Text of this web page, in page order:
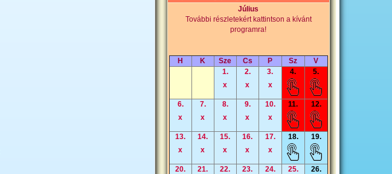
Július
További részletekért kattintson a kívánt
programra!
H K Sze Cs P Sz
V
1.
x
2.
x
3.
x
4. 5.
6.
x
7.
x
8.
x
9.
x
10.
x
11. 12.
13.
x
14.
x
15.
x
16.
x
17.
x
18. 19.
20.
21.
22.
23.
24.
25.
26.